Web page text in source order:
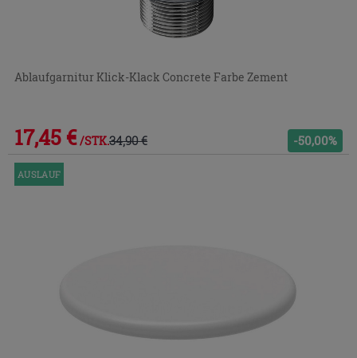
Ablaufgarnitur Klick-Klack Concrete Farbe Zement
17,45 € /STK.34,90 € -50,00%
AUSLAUF